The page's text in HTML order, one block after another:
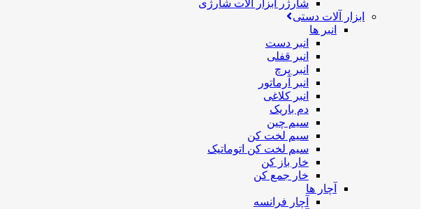
شارژر ابزار آلات شارژی
ابزار آلات دستی
انبر ها
انبر دست
انبر قفلی
انبر پرچ
انبر آرماتور
انبر کلاغی
دم باریک
سیم چین
سیم لخت کن
سیم لخت کن اتوماتیک
خار باز کن
خار جمع کن
آچار ها
آچار فرانسه